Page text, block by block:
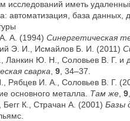
исследований иметь
автоматизация, база данных,
А. (1994) Синергетическая
Э. И., Исмайлов Б. И. (2011)
Ланкин Ю. Н., Соловьев В. Г. и
сварка 9 , 34–37.
Рябцев И. А., Соловьев В. Г.
основного металла. Там же 9
Бегг К., Страчан А. (2001) Базы